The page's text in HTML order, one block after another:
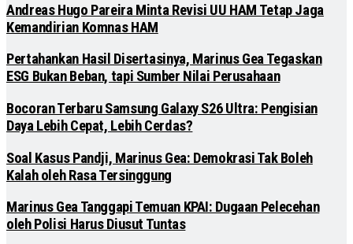
Andreas Hugo Pareira Minta Revisi UU HAM Tetap Jaga
Kemandirian Komnas HAM
Pertahankan Hasil Disertasinya, Marinus Gea Tegaskan
ESG Bukan Beban, tapi Sumber Nilai Perusahaan
Bocoran Terbaru Samsung Galaxy S26 Ultra: Pengisian
Daya Lebih Cepat, Lebih Cerdas?
Soal Kasus Pandji, Marinus Gea: Demokrasi Tak Boleh
Kalah oleh Rasa Tersinggung
Marinus Gea Tanggapi Temuan KPAI: Dugaan Pelecehan
oleh Polisi Harus Diusut Tuntas